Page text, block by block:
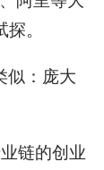
。
似：庞大
链的创业